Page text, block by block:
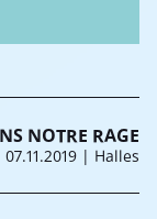
NOTRE RAGE
07.11.2019 | Halles